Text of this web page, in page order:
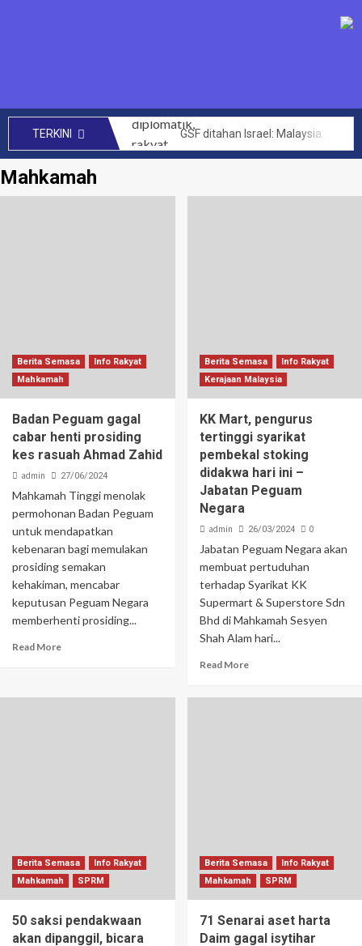
TERKINI
SENIMAN kecam Israel tahan aktivis Global Sumud Flotilla – Hafiz Nafiah
PTPTN umum dividen Simpan SSPN 4.05 peratus, tertinggi dalam 10 tahun – Zambry
Mahkamah
Berita Semasa
Info Rakyat
Mahkamah
Badan Peguam gagal
cabar henti prosiding
kes rasuah Ahmad Zahid
admin 27/06/2024
Mahkamah Tinggi menolak
permohonan Badan Peguam
untuk mendapatkan
kebenaran bagi memulakan
prosiding semakan
kehakiman, mencabar
keputusan Peguam Negara
memberhenti prosiding...
Read More
Berita Semasa
Info Rakyat
Kerajaan Malaysia
KK Mart, pengurus
tertinggi syarikat
pembekal stoking
didakwa hari ini –
Jabatan Peguam
Negara
admin 26/03/2024 0
Jabatan Peguam Negara akan
membuat pertuduhan
terhadap Syarikat KK
Supermart & Superstore Sdn
Bhd di Mahkamah Sesyen
Shah Alam hari...
Read More
Berita Semasa
Info Rakyat
Mahkamah
SPRM
50 saksi pendakwaan
akan dipanggil, bicara
Berita Semasa
Info Rakyat
Mahkamah
SPRM
71 Senarai aset harta
Daim gagal isytihar